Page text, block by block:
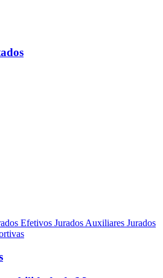
Efetivos Jurados Auxiliares Jurados